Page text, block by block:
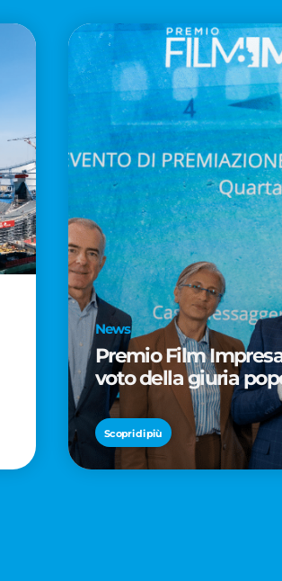
News
Premio Film
voto della giuria
Scopri di più